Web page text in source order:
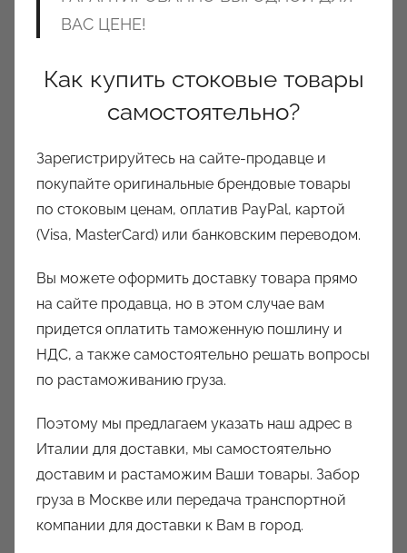
ВАС ЦЕНЕ!
Как купить стоковые товары
самостоятельно?
Зарегистрируйтесь на сайте-продавце и
покупайте оригинальные брендовые товары
по стоковым ценам, оплатив PayPal, картой
(Visa, MasterCard) или банковским переводом.
Вы можете оформить доставку товара прямо
на сайте продавца, но в этом случае вам
придется оплатить таможенную пошлину и
НДС, а также самостоятельно решать вопросы
по растаможиванию груза.
Поэтому мы предлагаем указать наш адрес в
Италии для доставки, мы самостоятельно
доставим и растаможим Ваши товары. Забор
груза в Москве или передача транспортной
компании для доставки к Вам в город.